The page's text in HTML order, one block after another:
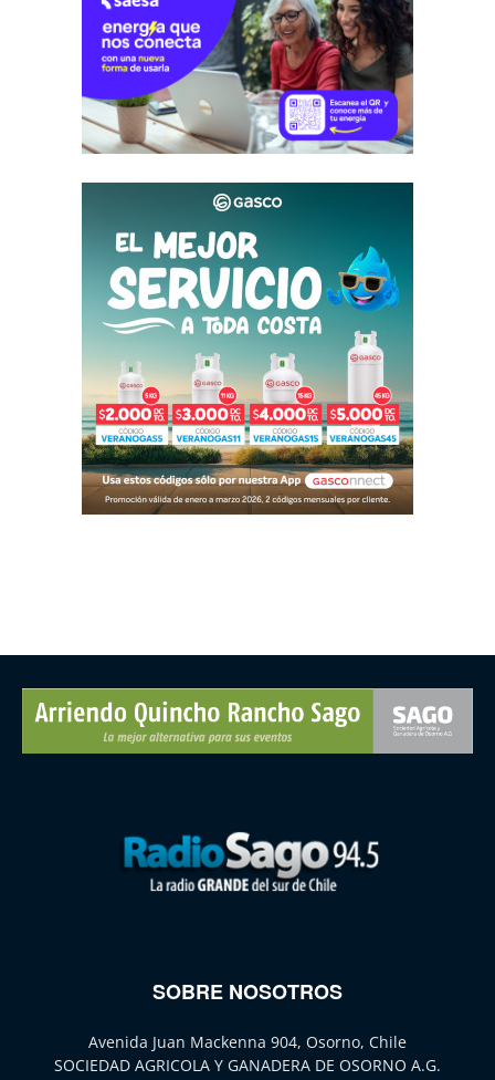
SOBRE NOSOTROS
Avenida Juan Mackenna 904, Osorno, Chile
SOCIEDAD AGRICOLA Y GANADERA DE OSORNO A.G.